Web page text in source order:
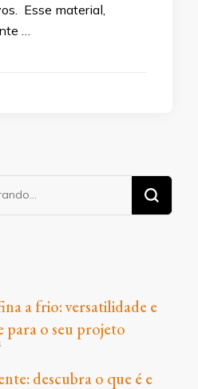
Esse material,
…
a frio: versatilidade e
o seu projeto
descubra o que é e